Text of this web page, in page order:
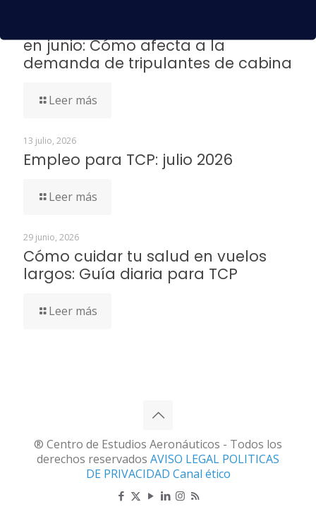
en junio: Cómo afecta a la
demanda de tripulantes de cabina
Leer más
13 julio, 2026
Empleo para TCP: julio 2026
Leer más
29 junio, 2026
Cómo cuidar tu salud en vuelos
largos: Guía diaria para TCP
Leer más
® Centro de Estudios Aeronáuticos - Todos los
derechos reservados AVISO LEGAL POLITICAS
DE PRIVACIDAD Canal ético